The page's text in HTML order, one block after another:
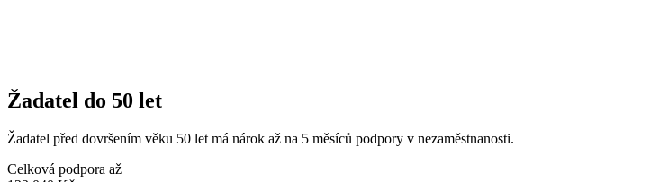
Žadatel do 50 let
Žadatel před dovršením věku 50 let má nárok až na 5 měsíců podpory v nezaměstnanosti.
Celková podpora až